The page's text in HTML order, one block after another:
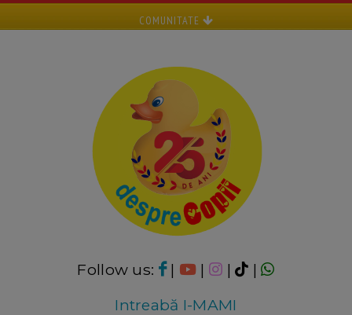
COMUNITATE
Follow us: | | |
|
Intreabă I-MAMI